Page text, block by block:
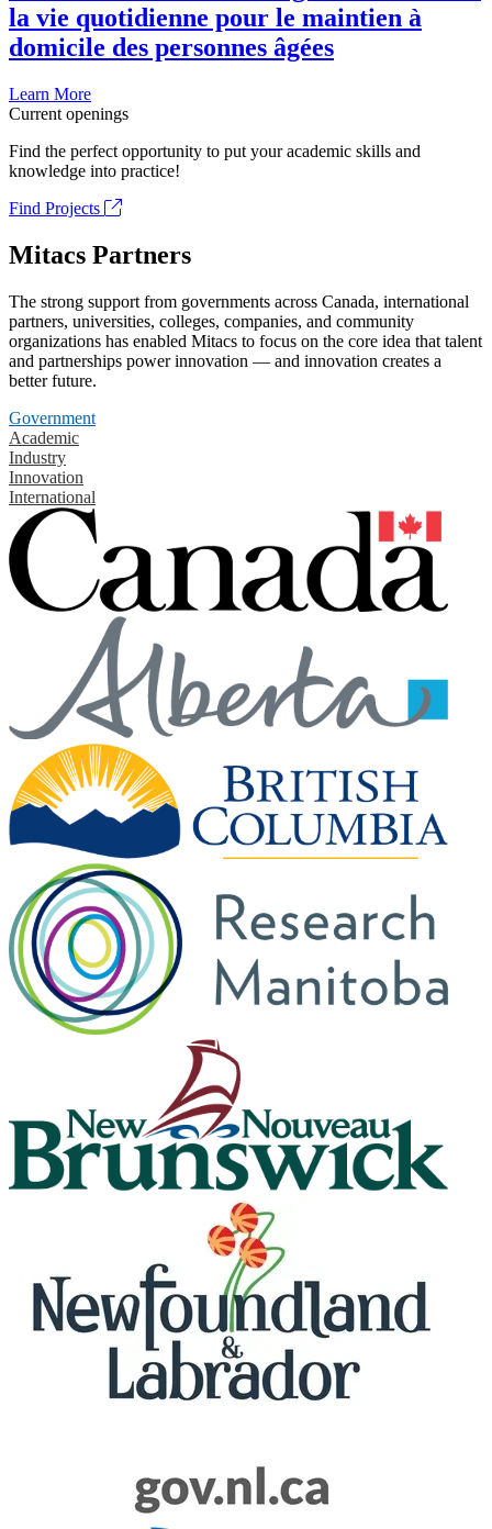
la vie quotidienne pour le maintien à
domicile des personnes âgées
Learn More
Current openings
Find the perfect opportunity to put your academic skills and
knowledge into practice!
Find Projects
Mitacs Partners
The strong support from governments across Canada, international
partners, universities, colleges, companies, and community
organizations has enabled Mitacs to focus on the core idea that talent
and partnerships power innovation — and innovation creates a
better future.
Government
Academic
Industry
Innovation
International